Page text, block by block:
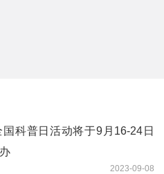
国科普日活动将于9月16-24日
2023-09-08